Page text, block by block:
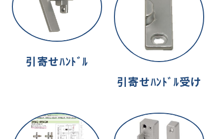
引寄せﾊﾝﾄﾞﾙ
引寄せﾊﾝﾄﾞﾙ受け